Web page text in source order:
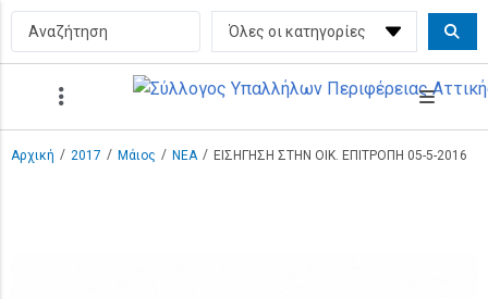
Αρχική / 2017 / Μάιος / ΝΕΑ / ΕΙΣΗΓΗΣΗ ΣΤΗΝ ΟΙΚ. ΕΠΙΤΡΟΠΗ 05-5-2016